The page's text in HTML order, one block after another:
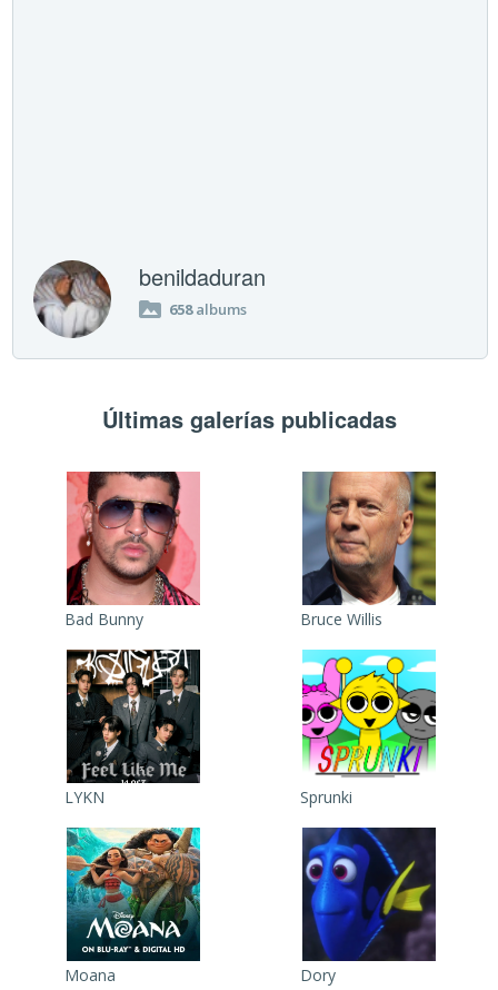
benildaduran
658albums
Últimas galerías publicadas
Bad Bunny Bruce Willis
LYKN Sprunki
Moana Dory